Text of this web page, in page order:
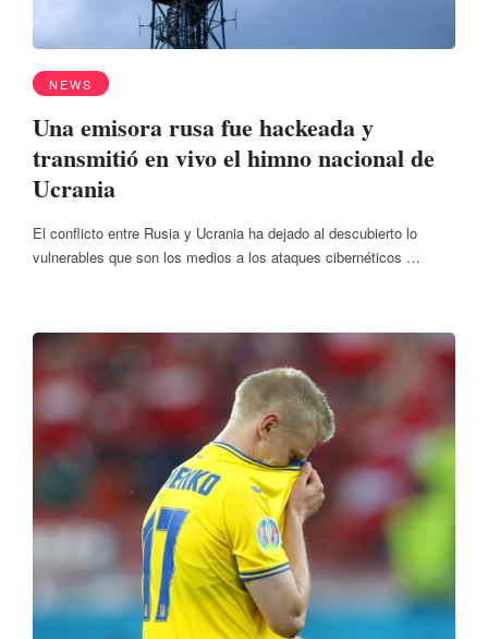
NEWS
Una emisora rusa fue hackeada y
transmitió en vivo el himno nacional de
Ucrania
El conflicto entre Rusia y Ucrania ha dejado al descubierto lo
vulnerables que son los medios a los ataques cibernéticos …